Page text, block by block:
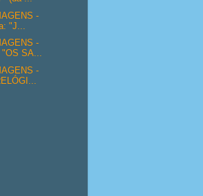
-
"J...
-
"OS SA...
-